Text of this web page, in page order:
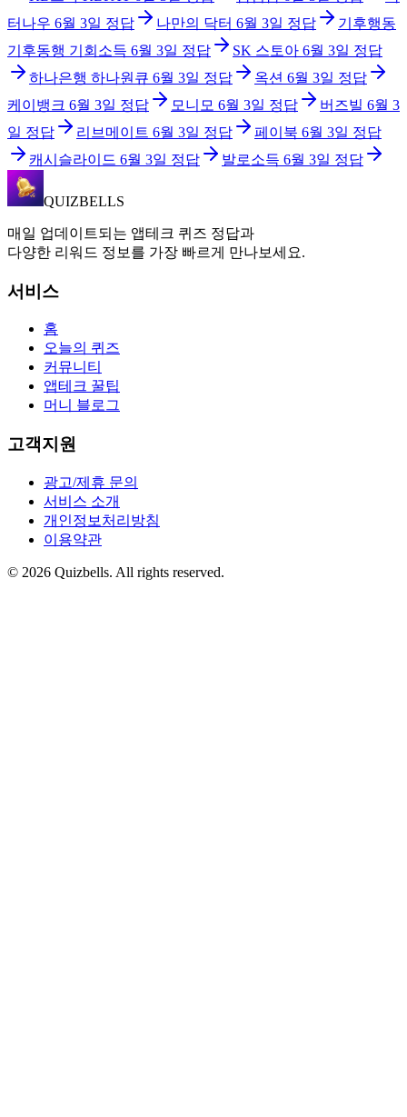
터나우 6월 3일 정답 나만의 닥터 6월 3일 정답
기후행동
기후동행 기회소득 6월 3일 정답 SK 스토아 6월 3일 정답
하나은행 하나원큐 6월 3일 정답 옥션 6월 3일 정답
케이뱅크 6월 3일 정답 모니모 6월 3일 정답 버즈빌 6월 3
일 정답 리브메이트 6월 3일 정답 페이북 6월 3일 정답
캐시슬라이드 6월 3일 정답 발로소득 6월 3일 정답
QUIZBELLS
매일 업데이트되는 앱테크 퀴즈 정답과
다양한 리워드 정보를 가장 빠르게 만나보세요.
서비스
홈
오늘의 퀴즈
커뮤니티
앱테크 꿀팁
머니 블로그
고객지원
광고/제휴 문의
서비스 소개
개인정보처리방침
이용약관
© 2026 Quizbells. All rights reserved.